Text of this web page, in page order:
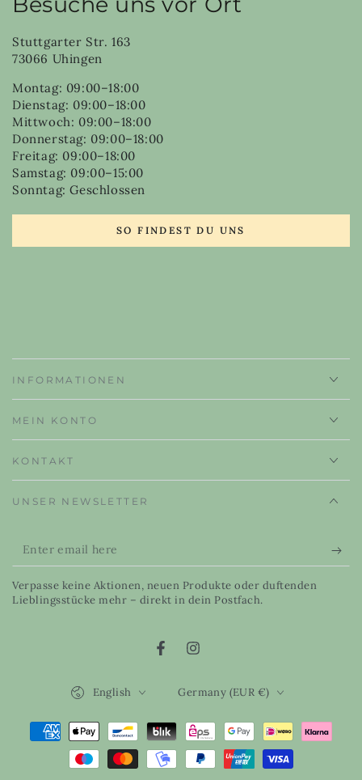
Stuttgarter Str. 163
73066 Uhingen
Montag: 09:00–18:00
Dienstag: 09:00–18:00
Mittwoch: 09:00–18:00
Donnerstag: 09:00–18:00
Freitag: 09:00–18:00
Samstag: 09:00–15:00
Sonntag: Geschlossen
SO FINDEST DU UNS
INFORMATIONEN
MEIN KONTO
KONTAKT
UNSER NEWSLETTER
Enter
email
here
Verpasse keine Aktionen, neuen Produkte oder duftenden
Lieblingsstücke mehr – direkt in dein Postfach.
FacebookInstagram
English Germany (EUR €)
Payment
methods